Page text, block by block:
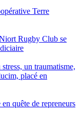
Terre
Rugby Club se
un traumatisme,
placé en
quête de repreneurs